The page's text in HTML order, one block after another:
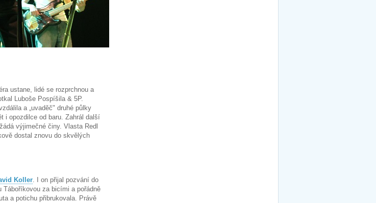
ustane, lidé se rozprchnou a
Luboše Pospíšila & 5P.
a „uvaděč" druhé půlky
i opozdilce od baru. Zahrál další
výjimečné činy. Vlasta Redl
dostal znovu do skvělých
Koller. I on přijal pozvání do
Táboříkovou za bicími a pořádně
a potichu přibrukovala. Právě